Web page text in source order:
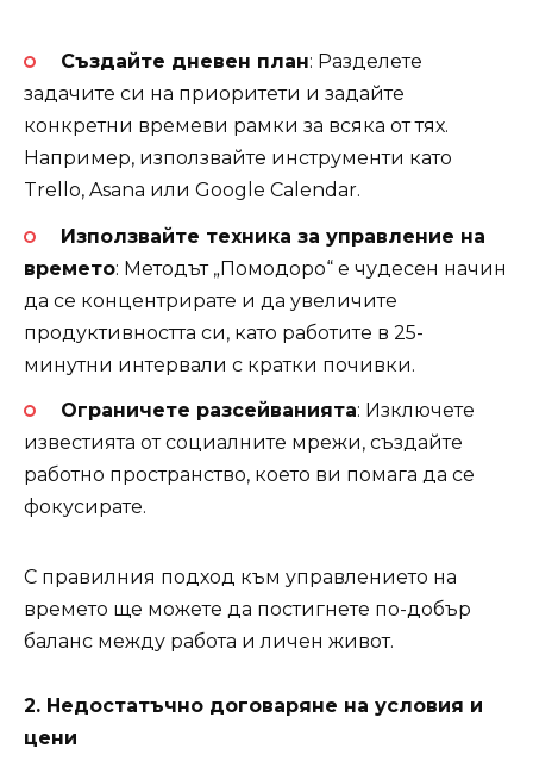
Създайте дневен план: Разделете
задачите си на приоритети и задайте
конкретни времеви рамки за всяка от тях.
Например, използвайте инструменти като
Trello, Asana или Google Calendar.
Използвайте техника за управление на
времето: Методът „Помодоро“ е чудесен начин
да се концентрирате и да увеличите
продуктивността си, като работите в 25-
минутни интервали с кратки почивки.
Ограничете разсейванията: Изключете
известията от социалните мрежи, създайте
работно пространство, което ви помага да се
фокусирате.
С правилния подход към управлението на
времето ще можете да постигнете по-добър
баланс между работа и личен живот.
2. Недостатъчно договаряне на условия и
цени